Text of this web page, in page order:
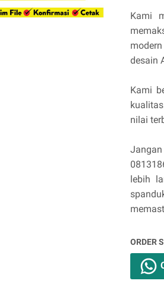
Kami
desain
Kami
nilai
lebih
ORDER